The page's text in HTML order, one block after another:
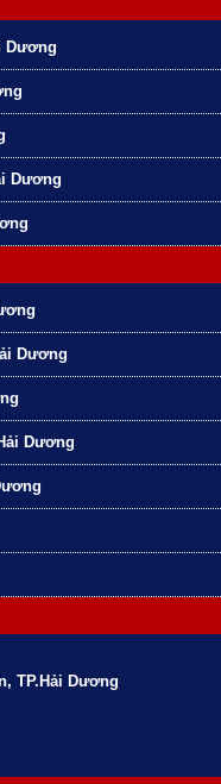
Dương
Dương
Dương
Dương
TP.Hải Dương